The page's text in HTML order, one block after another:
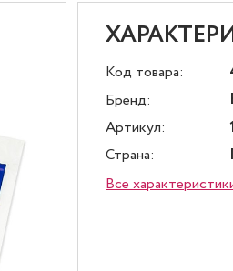
Код товара:
Бренд:
Артикул:
Страна:
Все